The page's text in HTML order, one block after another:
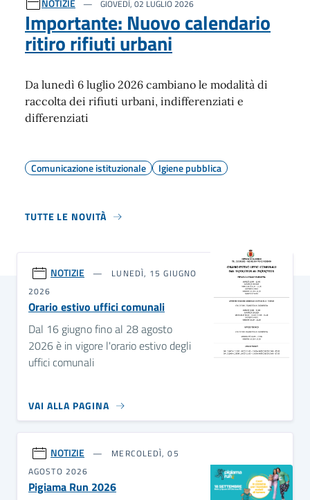
NOTIZIE GIOVEDÌ, 02 LUGLIO 2026
Importante: Nuovo calendario
ritiro rifiuti urbani
Da lunedì 6 luglio 2026 cambiano le modalità di
raccolta dei rifiuti urbani, indifferenziati e
differenziati
Comunicazione istituzionale Igiene pubblica
TUTTE LE NOVITÀ
NOTIZIE
LUNEDÌ, 15 GIUGNO
2026
Orario estivo uffici comunali
Dal 16 giugno fino al 28 agosto
2026 è in vigore l'orario estivo degli
uffici comunali
VAI ALLA PAGINA
NOTIZIE
MERCOLEDÌ, 05
AGOSTO 2026
Pigiama Run 2026